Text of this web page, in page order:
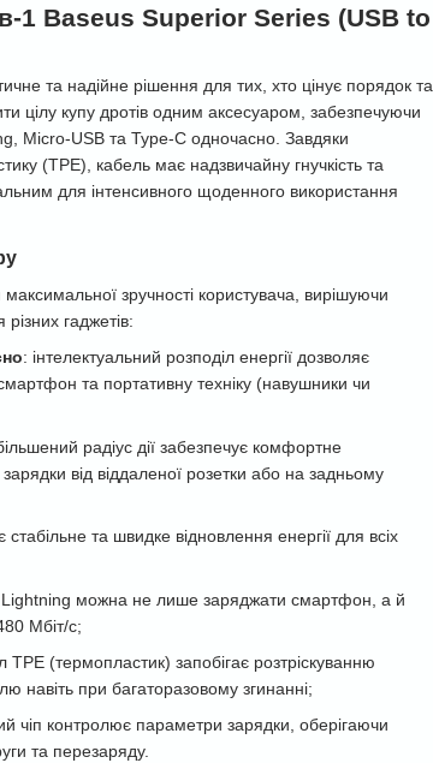
1 Baseus Superior Series (USB to
та надійне рішення для тих, хто цінує порядок та
цілу купу дротів одним аксесуаром, забезпечуючи
Micro-USB та Type-C одночасно. Завдяки
(TPE), кабель має надзвичайну гнучкість та
для інтенсивного щоденного використання
зручності користувача, вирішуючи
гаджетів:
: інтелектуальний розподіл енергії дозволяє
та портативну техніку (навушники чи
радіус дії забезпечує комфортне
зарядки від віддаленої розетки або на задньому
стабільне та швидке відновлення енергії для всіх
Lightning можна не лише заряджати смартфон, а й
Мбіт/с;
TPE (термопластик) запобігає розтріскуванню
навіть при багаторазовому згинанні;
чіп контролює параметри зарядки, оберігаючи
та перезаряду.